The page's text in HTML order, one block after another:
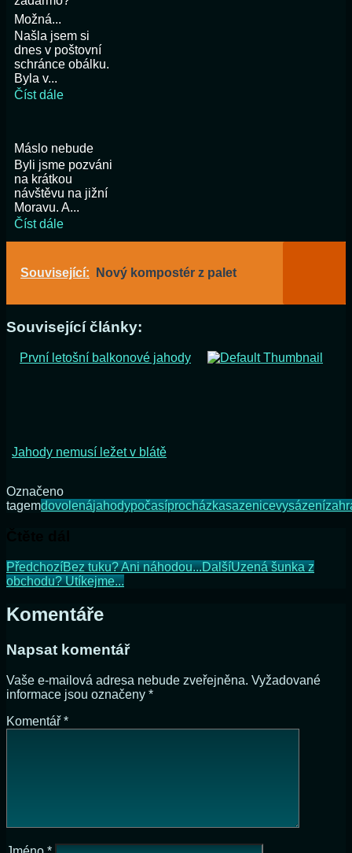
Možná...
Našla jsem si
dnes v poštovní
schránce obálku.
Byla v...
Číst dále
Máslo nebude
Byli jsme pozváni
na krátkou
návštěvu na jižní
Moravu. A...
Číst dále
Související: Nový kompostér z palet
Související články:
První letošní balkonové jahody
Jahody nemusí ležet v blátě
Označeno
tagemdovolenájahodypočasíprocházkasazenicevysázení
PředchozíBez tuku? Ani náhodou...DalšíUzená šunka z
obchodu? Utíkejme...
Komentáře
Napsat komentář
Vaše e-mailová adresa nebude zveřejněna. Vyžadované
informace jsou označeny *
Komentář *